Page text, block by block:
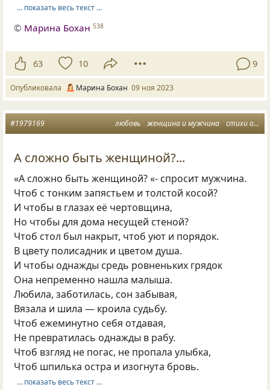
… показать весь текст …
© Марина Бохан 538
63 10 9
Опубликовала Марина Бохан 09 ноя 2023
любовь женщина и мужчина стихи о любви
#1979169
А сложно быть женщиной?...
«А сложно быть женщиной? «- спросит мужчина.
Чтоб с тонким запястьем и толстой косой?
И чтобы в глазах её чертовщина,
Но чтобы для дома несущей стеной?
Чтоб стол был накрыт, чтоб уют и порядок.
В цвету полисадник и цветом душа.
И чтобы однажды средь ровненьких грядок
Она непременно нашла малыша.
Любила, заботилась, сон забывая,
Вязала и шила — кроила судьбу.
Чтоб ежеминутно себя отдавая,
Не превратилась однажды в рабу.
Чтоб взгляд не погас, не пропала улыбка,
Чтоб шпилька остра и изогнута бровь.
… показать весь текст …